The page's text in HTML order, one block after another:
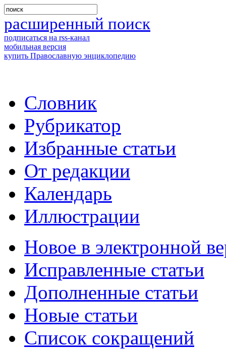
расширенный поиск
подписаться на rss-канал
мобильная версия
купить Православную энциклопедию
Словник
Рубрикатор
Избранные статьи
От редакции
Календарь
Иллюстрации
Новое в электронной
Исправленные статьи
Дополненные статьи
Новые статьи
Список сокращений